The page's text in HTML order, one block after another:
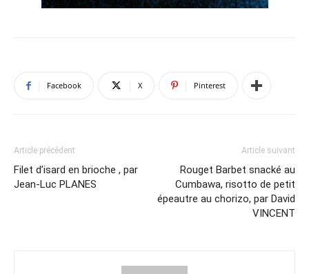
Facebook X Pinterest
Article précédent
Filet d’isard en brioche , par
Jean-Luc PLANES
Article suivant
Rouget Barbet snacké au
Cumbawa, risotto de petit
épeautre au chorizo, par David
VINCENT